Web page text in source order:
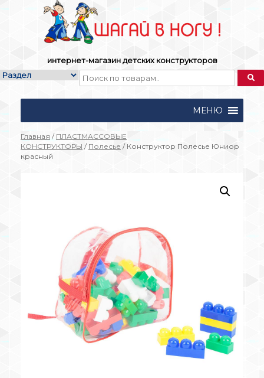
интернет-магазин детских конструкторов
МЕНЮ
Главная / ПЛАСТМАССОВЫЕ
КОНСТРУКТОРЫ / Полесье / Конструктор Полесье Юниор
красный